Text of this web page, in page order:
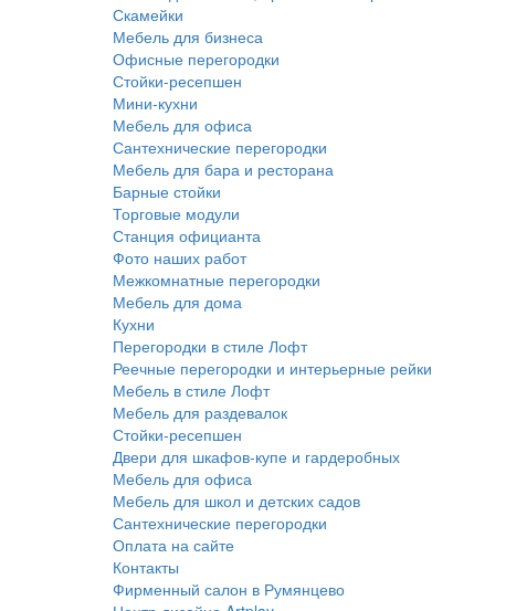
Скамейки
Мебель для бизнеса
Офисные перегородки
Стойки-ресепшен
Мини-кухни
Мебель для офиса
Сантехнические перегородки
Мебель для бара и ресторана
Барные стойки
Торговые модули
Станция официанта
Фото наших работ
Межкомнатные перегородки
Мебель для дома
Кухни
Перегородки в стиле Лофт
Реечные перегородки и интерьерные рейки
Мебель в стиле Лофт
Мебель для раздевалок
Стойки-ресепшен
Двери для шкафов-купе и гардеробных
Мебель для офиса
Мебель для школ и детских садов
Сантехнические перегородки
Оплата на сайте
Контакты
Фирменный салон в Румянцево